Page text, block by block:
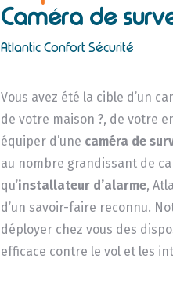
Caméra de
Atlantic Confort Sécurité
Vous avez été la cible d’un
de votre maison ?, de votre
équiper d’une caméra de
au nombre grandissant de
qu’installateur d’alarme,
d’un savoir-faire reconnu.
déployer chez vous des
efficace contre le vol et les